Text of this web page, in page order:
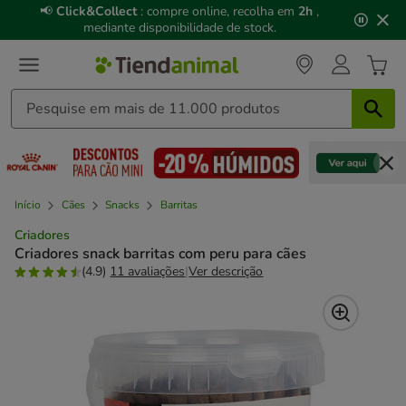
3,
mensagem,
📢 Click&Collect : compre online, recolha em 2h ,
mediante disponibilidade de stock.
Início Cães Snacks Barritas
Criadores
Criadores snack barritas com peru para cães
(4.9) 11 avaliações|Ver descrição